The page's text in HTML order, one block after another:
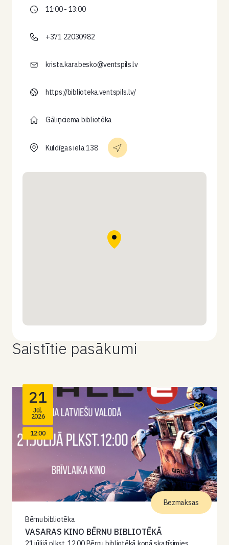
11:00 - 13:00
+371 22030982
krista.karabesko@ventspils.lv
https://biblioteka.ventspils.lv/
Gāliņciema bibliotēka
Kuldīgas iela 138
Saistītie pasākumi
21
Jūl.
2026
12:00
Bērnu bibliotēka
VASARAS KINO BĒRNU BIBLIOTĒKĀ
Bezmaksas